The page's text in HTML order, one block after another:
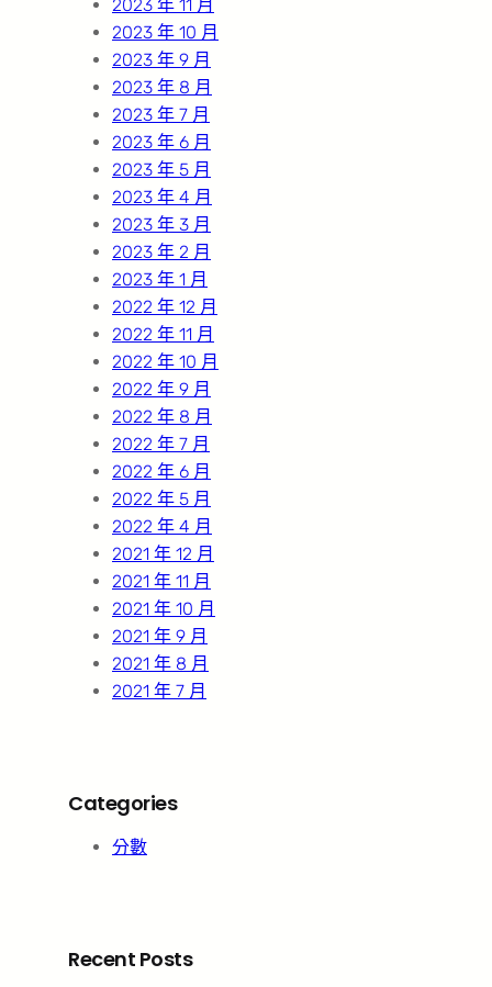
2023 年 11 月
2023 年 10 月
2023 年 9 月
2023 年 8 月
2023 年 7 月
2023 年 6 月
2023 年 5 月
2023 年 4 月
2023 年 3 月
2023 年 2 月
2023 年 1 月
2022 年 12 月
2022 年 11 月
2022 年 10 月
2022 年 9 月
2022 年 8 月
2022 年 7 月
2022 年 6 月
2022 年 5 月
2022 年 4 月
2021 年 12 月
2021 年 11 月
2021 年 10 月
2021 年 9 月
2021 年 8 月
2021 年 7 月
Categories
分數
Recent Posts